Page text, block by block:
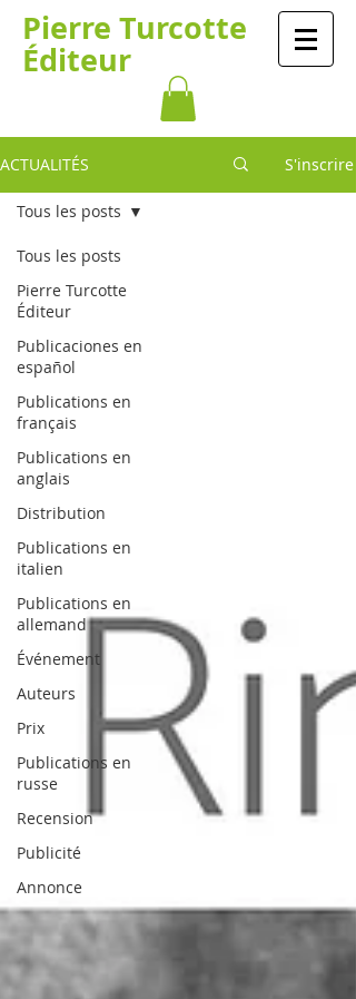
​​​​Pierre Turcotte​​​
Éditeur
ACTUALITÉS S'inscrire
Tous les posts
Pierre Turcotte
Éditeur
Publicaciones en
español
Publications en
français
Publications en
anglais
Distribution
Publications en
italien
Publications en
allemand
Événement
Auteurs
Prix
Publications en
russe
Recension
Publicité
Annonce
Tous les posts